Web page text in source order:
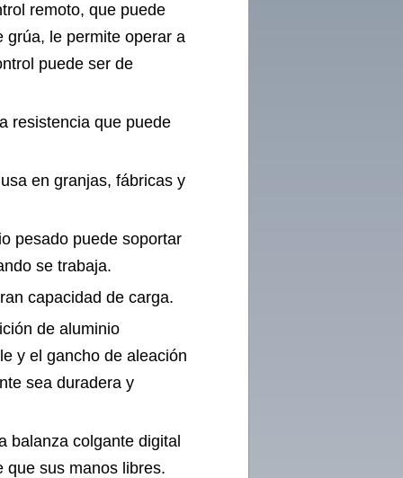
remoto, que puede
grúa, le permite operar a
puede ser de
resistencia que puede
en granjas, fábricas y
pesado puede soportar
se trabaja.
capacidad de carga.
de aluminio
y el gancho de aleación
sea duradera y
balanza colgante digital
que sus manos libres.